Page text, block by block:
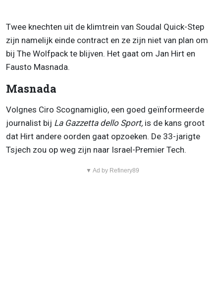
Twee knechten uit de klimtrein van Soudal Quick-Step
zijn namelijk einde contract en ze zijn niet van plan om
bij The Wolfpack te blijven. Het gaat om Jan Hirt en
Fausto Masnada.
Masnada
Volgnes Ciro Scognamiglio, een goed geïnformeerde
journalist bij La Gazzetta dello Sport, is de kans groot
dat Hirt andere oorden gaat opzoeken. De 33-jarigte
Tsjech zou op weg zijn naar Israel-Premier Tech.
▼ Ad by Refinery89